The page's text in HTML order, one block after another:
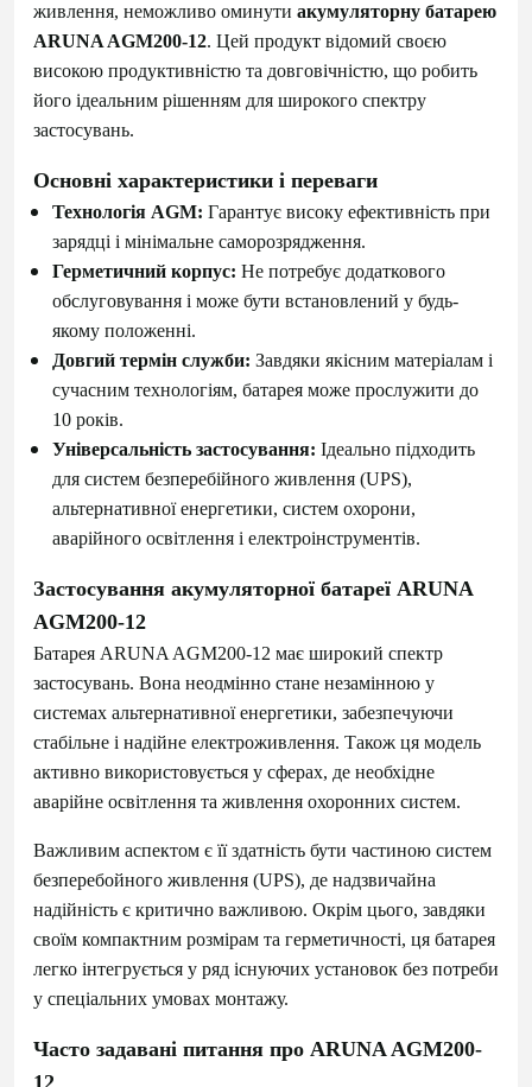
живлення, неможливо оминути акумуляторну батарею
ARUNA AGM200-12. Цей продукт відомий своєю
високою продуктивністю та довговічністю, що робить
його ідеальним рішенням для широкого спектру
застосувань.
Основні характеристики і переваги
Технологія AGM: Гарантує високу ефективність при
зарядці і мінімальне саморозрядження.
Герметичний корпус: Не потребує додаткового
обслуговування і може бути встановлений у будь-
якому положенні.
Довгий термін служби: Завдяки якісним матеріалам і
сучасним технологіям, батарея може прослужити до
10 років.
Універсальність застосування: Ідеально підходить
для систем безперебійного живлення (UPS),
альтернативної енергетики, систем охорони,
аварійного освітлення і електроінструментів.
Застосування акумуляторної батареї ARUNA
AGM200-12
Батарея ARUNA AGM200-12 має широкий спектр
застосувань. Вона неодмінно стане незамінною у
системах альтернативної енергетики, забезпечуючи
стабільне і надійне електроживлення. Також ця модель
активно використовується у сферах, де необхідне
аварійне освітлення та живлення охоронних систем.
Важливим аспектом є її здатність бути частиною систем
безперебойного живлення (UPS), де надзвичайна
надійність є критично важливою. Окрім цього, завдяки
своїм компактним розмірам та герметичності, ця батарея
легко інтегрується у ряд існуючих установок без потреби
у спеціальних умовах монтажу.
Часто задавані питання про ARUNA AGM200-
12